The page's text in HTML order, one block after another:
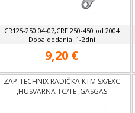
CR125-250 04-07,CRF 250-450 od 2004
Doba dodania 1-2dni
9,20 €
ZAP-TECHNIX RADIČKA KTM SX/EXC
,HUSVARNA TC/TE ,GASGAS